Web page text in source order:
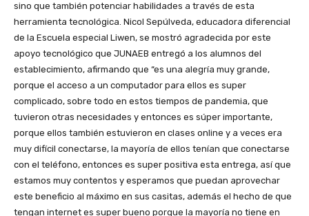
sino que también potenciar habilidades a través de esta
herramienta tecnológica. Nicol Sepúlveda, educadora diferencial
de la Escuela especial Liwen, se mostró agradecida por este
apoyo tecnológico que JUNAEB entregó a los alumnos del
establecimiento, afirmando que “es una alegría muy grande,
porque el acceso a un computador para ellos es super
complicado, sobre todo en estos tiempos de pandemia, que
tuvieron otras necesidades y entonces es súper importante,
porque ellos también estuvieron en clases online y a veces era
muy difícil conectarse, la mayoría de ellos tenían que conectarse
con el teléfono, entonces es super positiva esta entrega, así que
estamos muy contentos y esperamos que puedan aprovechar
este beneficio al máximo en sus casitas, además el hecho de que
tengan internet es super bueno porque la mayoría no tiene en